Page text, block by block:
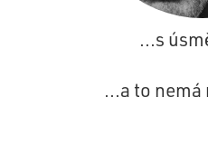
...s
...a to nemá